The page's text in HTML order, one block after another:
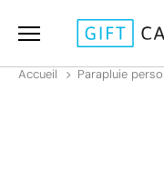
Accueil Parapluie